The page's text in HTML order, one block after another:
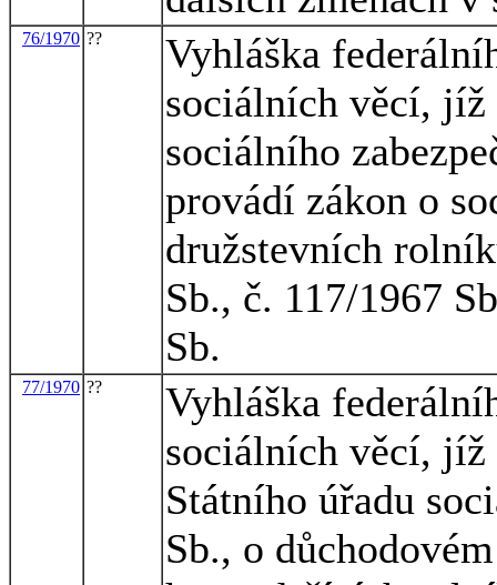
76/1970 ??
Vyhláška
sociálních věcí, jíž
sociálního
provádí zákon o
družstevních
Sb., č. 117/1967
Sb.
77/1970 ??
Vyhláška
sociálních věcí, jíž
Státního úřadu
Sb., o